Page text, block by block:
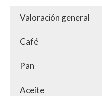
Valoración general
Café
Pan
Aceite